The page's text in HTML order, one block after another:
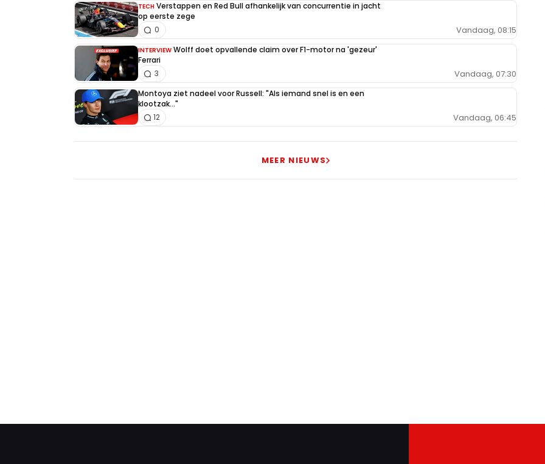
TECH Verstappen en Red Bull afhankelijk van concurrentie in jacht
op eerste zege
Vandaag, 08:15
0
INTERVIEW Wolff doet opvallende claim over F1-motor na 'gezeur'
Ferrari
Vandaag, 07:30
3
Montoya ziet nadeel voor Russell: "Als iemand snel is en een
klootzak..."
Vandaag, 06:45
12
MEER NIEUWS